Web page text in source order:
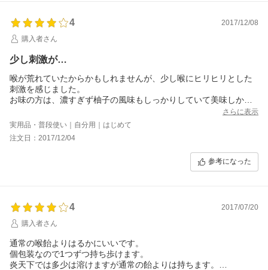
4
2017/12/08
購入者さん
少し刺激が…
喉が荒れていたからかもしれませんが、少し喉にヒリヒリとした
刺激を感じました。
お味の方は、濃すぎず柚子の風味もしっかりしていて美味しかっ
さらに表示
実用品・普段使い｜自分用｜はじめて
注文日：2017/12/04
参考になった
4
2017/07/20
購入者さん
通常の喉飴よりはるかにいいです。
個包装なので1つずつ持ち歩けます。
炎天下では多少は溶けますが通常の飴よりは持ちます。